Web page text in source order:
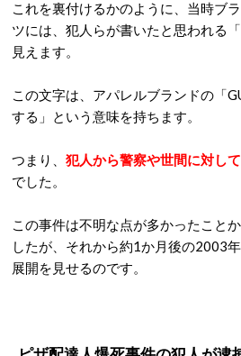
これを裏付けるかのように、当時ブ
ツには、犯人らが書いたと思われる「
見えます。
この文字は、アパレルブランドの「
する」という意味を持ちます。
つまり、 犯人から警察や世間に対し
でした。
この事件は不明な点が多かったこと
したが、それから約1か月後の2003
展開を見せるのです。